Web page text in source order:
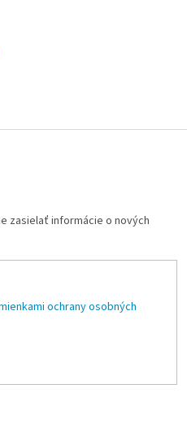
zasielať informácie o nových
ochrany osobných